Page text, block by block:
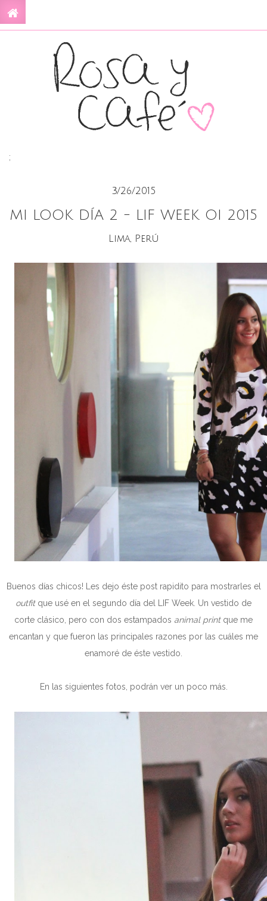
;
3/26/2015
MI LOOK DÍA 2 - LIF WEEK OI 2015
Lima, Perú
Buenos días chicos! Les dejo éste post rapidito para mostrarles el
outfit que usé en el segundo día del LIF Week. Un vestido de
corte clásico, pero con dos estampados animal print que me
encantan y que fueron las principales razones por las cuáles me
enamoré de éste vestido.
En las siguientes fotos, podrán ver un poco más.